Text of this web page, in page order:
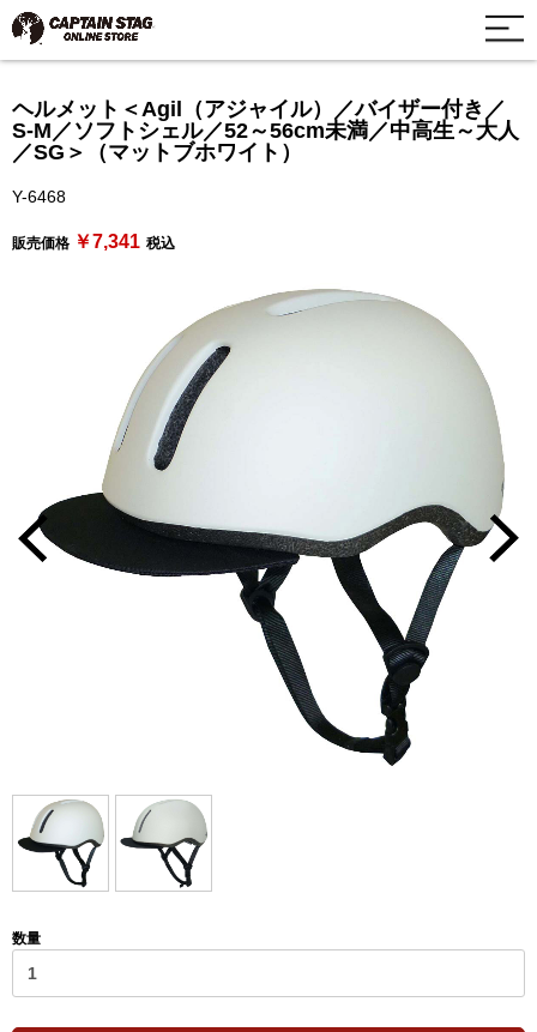
ヘルメット＜Agil（アジャイル）／バイザー付き／
S-M／ソフトシェル／52～56cm未満／中高生～大人
／SG＞（マットブホワイト）
Y-6468
販売価格 ￥7,341 税込
数量